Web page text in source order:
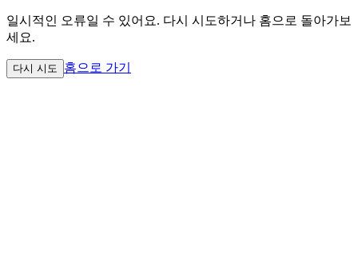
일시적인 오류일 수 있어요. 다시 시도하거나 홈으로 돌아가보
세요.
다시 시도 홈으로 가기